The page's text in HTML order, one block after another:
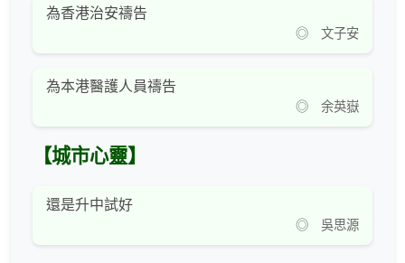
為香港治安禱告
◎ 文子安
為本港醫護人員禱告
◎ 余英嶽
【城市心靈】
還是升中試好
◎ 吳思源